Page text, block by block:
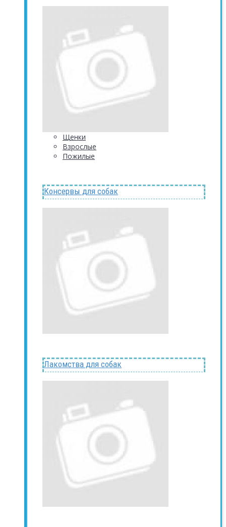
Щенки
Взрослые
Пожилые
Консервы для собак
Лакомства для собак